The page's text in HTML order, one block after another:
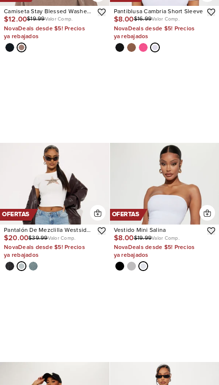
Camiseta Stay Blessed Washed
Oversized
$12.00$19.99Valor Comp.
NovaDeals desde $5! Precios
ya rebajados
Pantiblusa Cambria Short Sleeve
$8.00$16.99Valor Comp.
NovaDeals desde $5! Precios
ya rebajados
OFERTAS
Pantalón De Mezclilla Westside
Low Rise Wide Leg
$20.00$39.99Valor Comp.
NovaDeals desde $5! Precios
ya rebajados
OFERTAS
Vestido Mini Salina
$8.00$19.99Valor Comp.
NovaDeals desde $5! Precios
ya rebajados